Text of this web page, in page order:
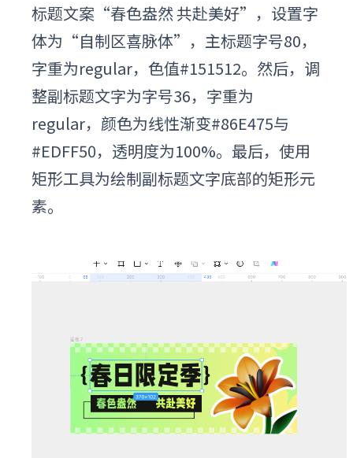
标题文案“春色盎然 共赴美好”，设置字
体为“自制区喜脉体”，主标题字号80，
字重为regular，色值#151512。然后，调
整副标题文字为字号36，字重为
regular，颜色为线性渐变#86E475与
#EDFF50，透明度为100%。最后，使用
矩形工具为绘制副标题文字底部的矩形元
素。